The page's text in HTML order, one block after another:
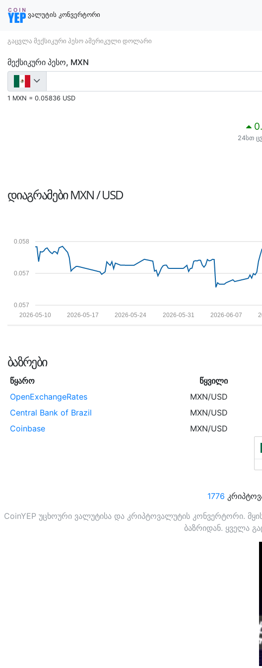
ვალუტის კონვერტორი
გაცვლა მექსიკური პესო ამერიკული დოლარი
მექსიკური პესო, MXN
1 MXN = 0.05836 USD
24სთ
ᲓᲘᲐᲒᲠᲐᲛᲔᲑᲘMXN / USD
0.057
0.057
0.058
2026-06-07
2026-05-31
2026-05-24
2026-05-17
2026-05-10
ᲑᲐᲖᲠᲔᲑᲘ
წყარო წყვილი
OpenExchangeRates
MXN/USD
Central Bank of Brazil
MXN/USD
Coinbase
MXN/USD
1776
CoinYEP უცხოური ვალუტისა და კრიპტოვალუტის კონვერტორი.
ბაზრიდან. ყველა